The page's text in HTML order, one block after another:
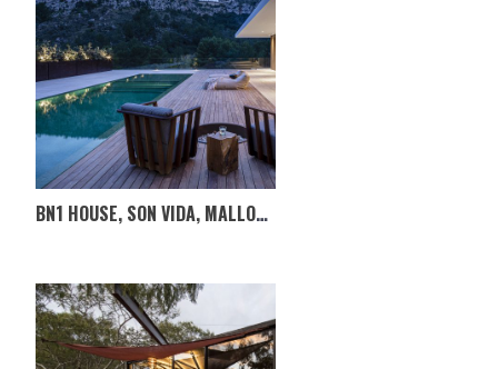
BN1 HOUSE, SON VIDA, MALLORCA, ESPANHA